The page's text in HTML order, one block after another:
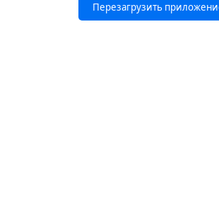
Перезагрузить